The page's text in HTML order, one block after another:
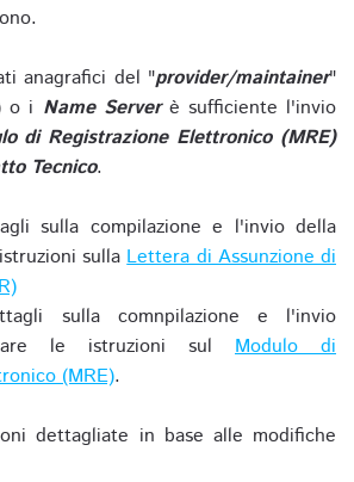
anagrafici del "provider/maintainer"
o i Name Serverè sufficiente l'invio
di Registrazione Elettronico (MRE)
Tecnico.
sulla compilazione e l'invio della
sullaLettera di Assunzione di
sulla comnpilazione e l'invio
le istruzioni sul Modulo di
(MRE).
dettagliate in base alle modifiche